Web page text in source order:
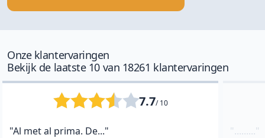
Onze klantervaringen
Bekijk de laatste 10 van 18261 klantervaringen
7.7/ 10
"Al met al prima. De..." "........."